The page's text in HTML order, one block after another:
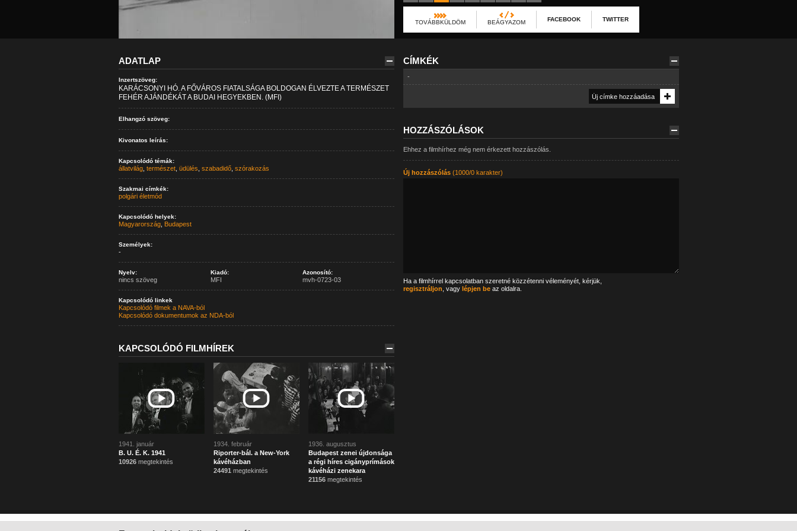
TOVÁBBKÜLDÖM BEÁGYAZOM FACEBOOK TWITTER
ADATLAP
Inzertszöveg:
KARÁCSONYI HÓ. A FŐVÁROS FIATALSÁGA BOLDOGAN ÉLVEZTE A TERMÉSZET
FEHÉR AJÁNDÉKÁT A BUDAI HEGYEKBEN. (MFI)
Elhangzó szöveg:
Kivonatos leírás:
Kapcsolódó témák:
állatvilág, természet, üdülés szabadidő, szórakozás
Szakmai címkék:
polgári életmód
Kapcsolódó helyek:
Magyarország, Budapest
Személyek:
-
Nyelv:
nincs szöveg
Kiadó:
MFI
Azonosító:
mvh-0723-03
Kapcsolódó linkek
Kapcsolódó filmek a NAVA-ból
Kapcsolódó dokumentumok az NDA-ból
KAPCSOLÓDÓ FILMHÍREK
1941. január
B. U. É. K. 1941
10926megtekintés
1934. február
Riporter-bál. a New-York
kávéházban
24491 megtekintés
1936. augusztus
Budapest zenei újdonsága
a régi híres cigányprímások
kávéházi zenekara
21156megtekintés
CÍMKÉK
-
HOZZÁSZÓLÁSOK
Ehhez a filmhírhez még nem érkezett hozzászólás.
Új hozzászólás(1000/0 karakter)
Ha a filmhírrel kapcsolatban szeretné közzétenni véleményét, kérjük,
regisztráljon , vagy lépjen beaz oldalra.